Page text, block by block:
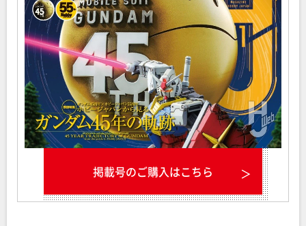
掲載号のご購入はこちら